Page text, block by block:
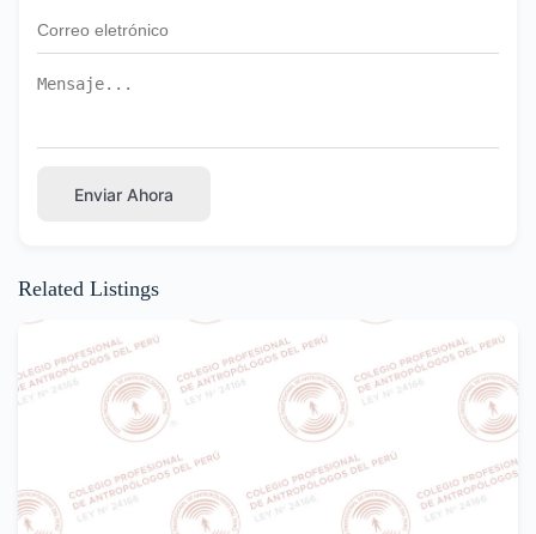
Enviar Ahora
Related Listings